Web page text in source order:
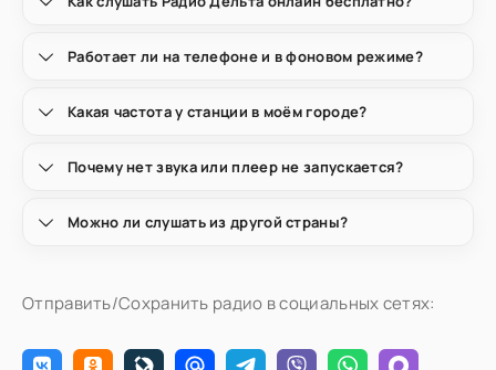
Работает ли на телефоне и в фоновом режиме?
Какая частота у станции в моём городе?
Почему нет звука или плеер не запускается?
Можно ли слушать из другой страны?
Отправить/Сохранить радио в социальных сетях: